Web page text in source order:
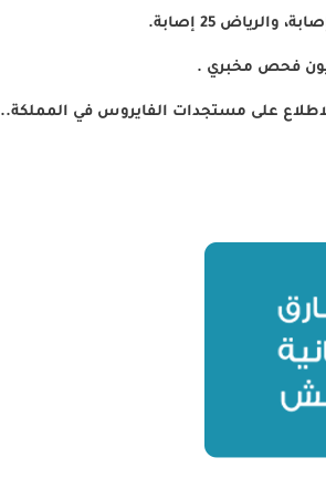
على مستجدات الفايروس في المملكة..